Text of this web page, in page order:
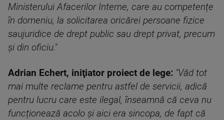
Ministerului Afacerilor Interne, care au competențe
în domeniu, la solicitarea oricărei persoane fizice
saujuridice de drept public sau drept privat, precum
şi din oficiu."
Adrian Echert, iniţiator proiect de lege: "Văd tot
mai multe reclame pentru astfel de servicii, adică
pentru lucru care este ilegal, înseamnă că ceva nu
funcționează acolo și aici era sincopa, de fapt că